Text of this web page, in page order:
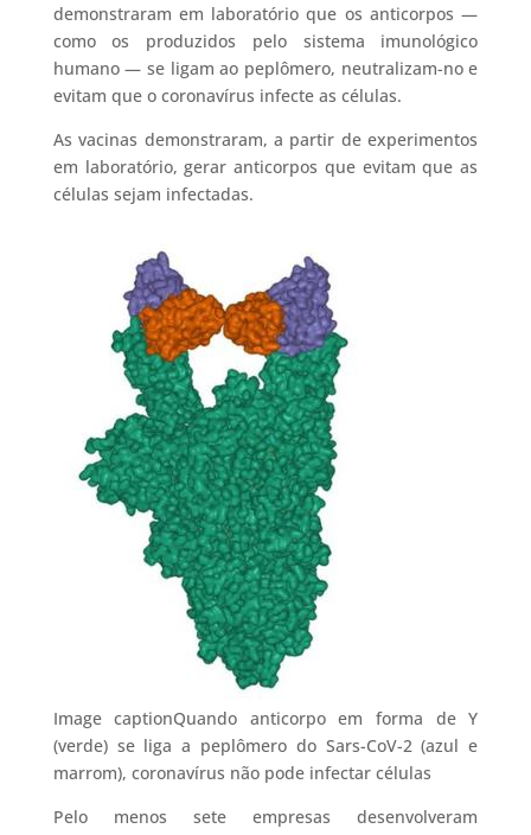
demonstraram em laboratório que os anticorpos —
como os produzidos pelo sistema imunológico
humano — se ligam ao peplômero, neutralizam-no e
evitam que o coronavírus infecte as células.
As vacinas demonstraram, a partir de experimentos
em laboratório, gerar anticorpos que evitam que as
células sejam infectadas.
Image captionQuando anticorpo em forma de Y
(verde) se liga a peplômero do Sars-CoV-2 (azul e
marrom), coronavírus não pode infectar células
Pelo menos sete empresas desenvolveram